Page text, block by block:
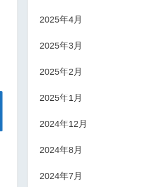
2025年4月
2025年3月
2025年2月
2025年1月
2024年12月
2024年8月
2024年7月